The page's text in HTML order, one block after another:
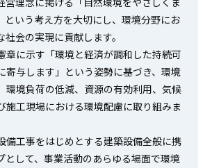
という考え方を大切にし、環境分野にお
会の実現に貢献します。
章に示す「環境と経済が調和した持続可
寄与します」という姿勢に基づき、環境
環境負荷の低減、資源の有効利用、気候
施工現場における環境配慮に取り組みま
備工事をはじめとする建築設備全般に携
として、事業活動のあらゆる場面で環境